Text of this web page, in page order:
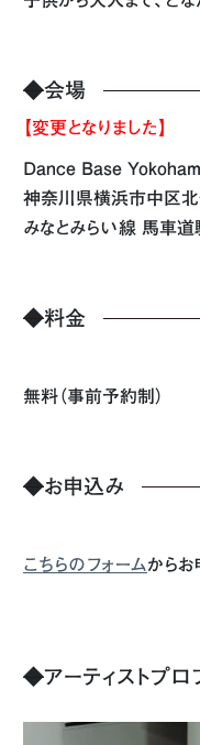
◆会場
【変更となりました】
Dance Base
神奈川県横浜市中区
みなとみらい線 馬車道
◆料金
無料（事前予約制）
◆お申込み
こちらのフォームからお
◆アーティストプロ